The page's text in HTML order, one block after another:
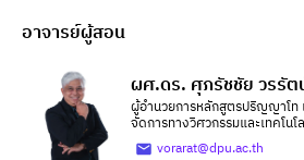
อาจารย์ผู้สอน
ผศ.ดร. ศุภรัชชัย วรรัต
ผู้อำนวยการหลักสูตรปริญญาโท
จัดการทางวิศวกรรมและเทคโนโ
vorarat@dpu.ac.th